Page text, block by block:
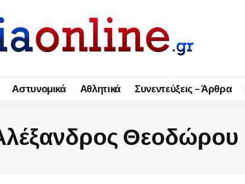
Αστυνομικά Αθλητικά Συνεντεύξεις – Άρθρα
Θεοδώρου